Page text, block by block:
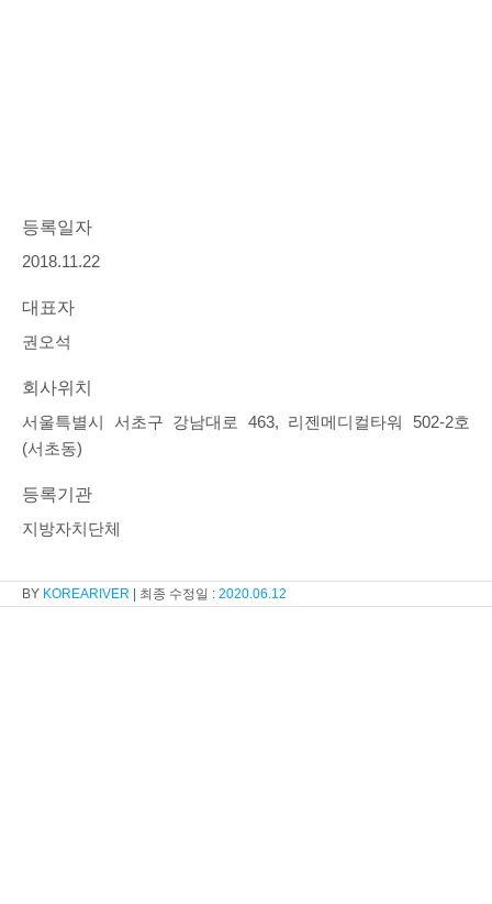
등록일자
2018.11.22
대표자
권오석
회사위치
서울특별시 서초구 강남대로 463, 리젠메디컬타워 502-2호
(서초동)
등록기관
지방자치단체
KOREARIVER 2020.06.12